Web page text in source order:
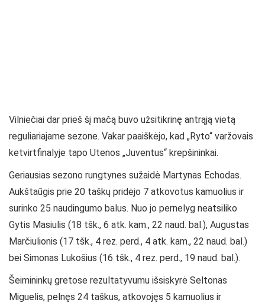
Vilniečiai dar prieš šį mačą buvo užsitikrinę antrąją vietą
reguliariajame sezone. Vakar paaiškėjo, kad „Ryto“ varžovais
ketvirtfinalyje tapo Utenos „Juventus“ krepšininkai.
Geriausias sezono rungtynes sužaidė Martynas Echodas.
Aukštaūgis prie 20 taškų pridėjo 7 atkovotus kamuolius ir
surinko 25 naudingumo balus. Nuo jo pernelyg neatsiliko
Gytis Masiulis (18 tšk., 6 atk. kam., 22 naud. bal.), Augustas
Marčiulionis (17 tšk., 4 rez. perd., 4 atk. kam., 22 naud. bal.)
bei Simonas Lukošius (16 tšk., 4 rez. perd., 19 naud. bal.).
Šeimininkų gretose rezultatyvumu išsiskyrė Seltonas
Miguelis, pelnęs 24 taškus, atkovojęs 5 kamuolius ir